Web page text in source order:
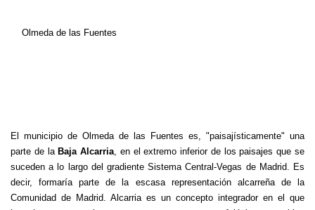
Olmeda de las Fuentes
El municipio de Olmeda de las Fuentes es, "paisajísticamente" una
parte de la Baja Alcarria, en el extremo inferior de los paisajes que se
suceden a lo largo del gradiente Sistema Central-Vegas de Madrid. Es
decir, formaría parte de la escasa representación alcarreña de la
Comunidad de Madrid. Alcarria es un concepto integrador en el que